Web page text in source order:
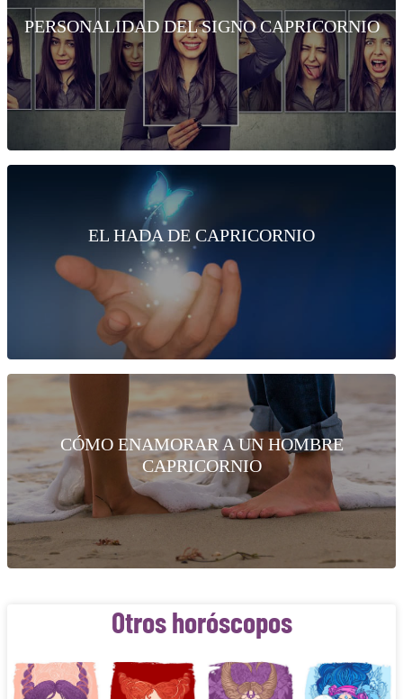
PERSONALIDAD DEL SIGNO CAPRICORNIO
EL HADA DE CAPRICORNIO
CÓMO ENAMORAR A UN HOMBRE
CAPRICORNIO
Otros horóscopos